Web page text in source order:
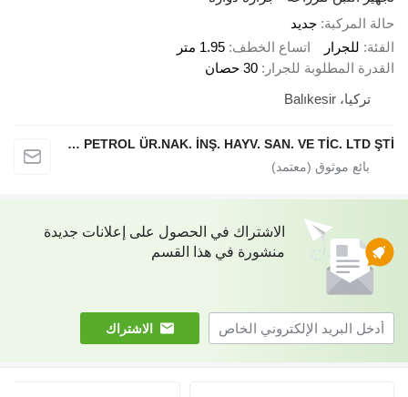
حالة المركبة جديد
الفئة للجرار اتساع الخطف 1.95 متر
القدرة المطلوبة للجرار
30 حصان
تركيا، Balıkesir
ERDALLAR TARIMSAL MAKİNA PETROL ÜR.NAK. İNŞ. HAYV. SAN. VE TİC. LTD ŞTİ
الاشتراك في الحصول على إعلانات جديدة
منشورة في هذا القسم
الاشتراك